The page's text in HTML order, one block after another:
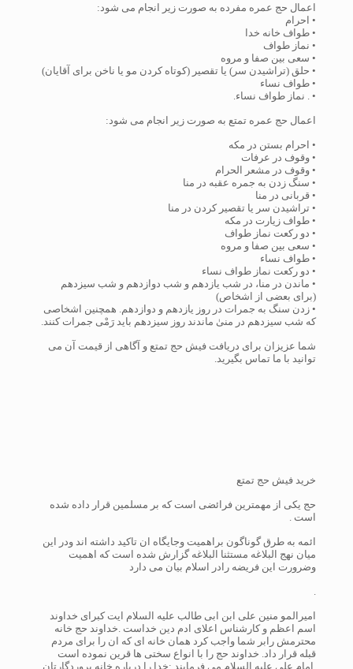
اعمال حج عمره مفرده به صورت زیر انجام می شود:
• احرام
• طواف خانه خدا
• نماز طواف
• سعی بین صفا و مروه
• حلق (تراشیدن سر) یا تقصیر (کوتاه کردن مو یا ناخن برای آقایان)
• طواف نساء
• . نماز طواف نساء.
اعمال حج عمره تمتع به صورت زیر انجام می شود:
• احرام بستن در مکه
• وقوف در عرفات
• وقوف در مشعر الحرام
• سنگ زدن به جمره عقبه در منا
• قربانى در منا
• تراشیدن سر یا تقصیر کردن در منا
• طواف زیارت در مکه
• دو رکعت نماز طواف
• سعى بین صفا و مروه
• طواف نساء
• دو رکعت نماز طواف نساء
• ماندن در منا، در شب یازدهم و شب دوازدهم و شب سیزدهم
(براى بعضى از اشخاص)
• زدن سنگ به جمرات در روز یازدهم و دوازدهم. همچنین اشخاصى
که شب سیزدهم در منىٰ ماندند روز سیزدهم باید رَمْى جمرات کنند.
شما عزیزان برای دریافت فیش حج تمتع و آگاهی از قیمت آن می
توانید با ما تماس بگیرید.
خرید فیش حج تمتع
حج یکی از مهمترین فرائضی است که بر مسلمین قرار داده شده
است .
ائمه به طرق گوناگون براهمیت وجایگاه ان تاکید داشته اند ودر این
میان نهج البلاغه مستثنا البلاغه گزارش شده است که اهمیت
وضرورت این فریضه رادر اسلام بیان می دارد
امیرالمو منین علی ابن ابی طالب علیه السلام ایت کبرای خداوند
اسم اعظم و کارشناس اعلای ادم دین خداست .خداوند حج خانه
محترمش رابر شما واجب کرد همان خانه ای که ان را برای مردم
قبله قرار داد. خداوند حج را با انواع سختی ها قرین نموده است
.امام علی علیه السلام می فرمایند :خدا را درباره خانه پروردگارتان